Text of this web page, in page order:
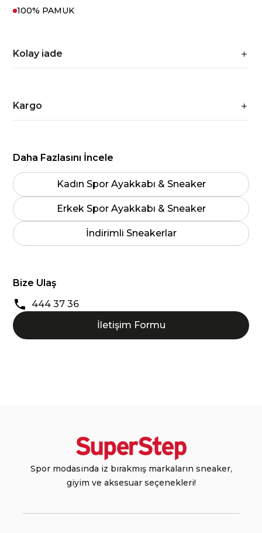
100% PAMUK
Kolay iade
Kargo
Daha Fazlasını İncele
Kadın Spor Ayakkabı & Sneaker
Erkek Spor Ayakkabı & Sneaker
İndirimli Sneakerlar
Bize Ulaş
444 37 36
İletişim Formu
Spor modasında iz bırakmış markaların sneaker,
giyim ve aksesuar seçenekleri!